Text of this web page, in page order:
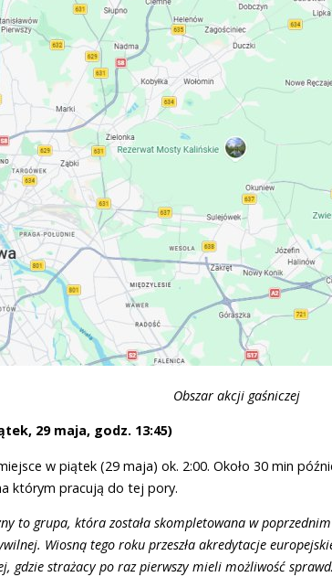
Obszar akcji gaśniczej
29 maja, godz. 13:45)
w piątek (29 maja) ok. 2:00. Około 30 min
którym pracują do tej pory.
to grupa, która została skompletowana w
Wiosną tego roku przeszła akredytacje
gdzie strażacy po raz pierwszy mieli możliwość